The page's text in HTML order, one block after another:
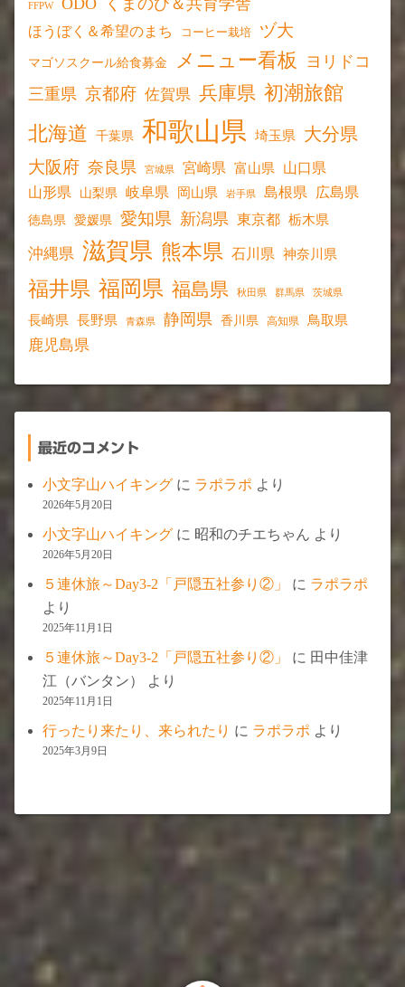
FFPW
ほうぼく＆希望のまち コーヒー栽培 ヅ大
マゴソスクール給食募金 メニュー看板
ヨリドコ
三重県 京都府 佐賀県 兵庫県 初潮旅館
北海道
千葉県 和歌山県 埼玉県 大分県
大阪府 奈良県 宮城県 宮崎県 富山県 山口県
山形県 山梨県 岐阜県 岡山県 岩手県 島根県 広島県
徳島県 愛媛県 愛知県 新潟県 東京都 栃木県
沖縄県 滋賀県 熊本県 石川県 神奈川県
福井県 福岡県 福島県 秋田県 群馬県 茨城県
長崎県 長野県 青森県 静岡県 香川県 高知県 鳥取県
鹿児島県
最近のコメント
小文字山ハイキング に ラポラポ より
2026年5月20日
小文字山ハイキング に 昭和のチエちゃん より
2026年5月20日
５連休旅～Day3-2「戸隠五社参り②」 に ラポラポ
より
2025年11月1日
５連休旅～Day3-2「戸隠五社参り②」 に 田中佳津
江（バンタン）
より
2025年11月1日
行ったり来たり、来られたり に ラポラポ より
2025年3月9日